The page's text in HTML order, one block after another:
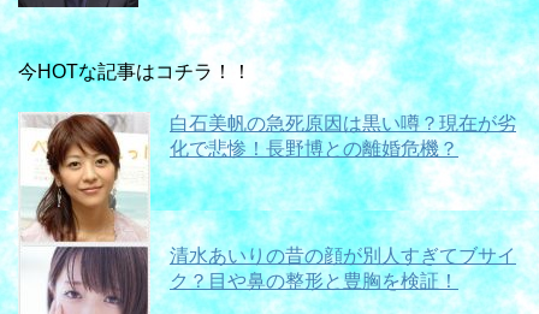
今HOTな記事はコチラ！！
白石美帆の急死原因は黒い噂？現在が劣
化で悲惨！長野博との離婚危機？
清水あいりの昔の顔が別人すぎてブサイ
ク？目や鼻の整形と豊胸を検証！